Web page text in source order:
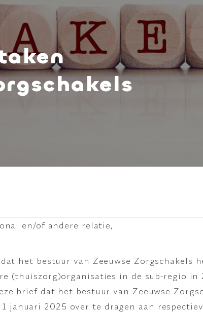
en/of andere relatie,
het bestuur van Zeeuwse Zorgschakels
(thuiszorg)organisaties in de sub-regio in
brief dat het bestuur van Zeeuwse
januari 2025 over te dragen aan